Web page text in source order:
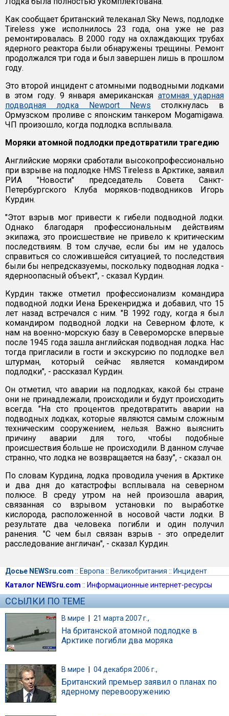
Как сообщает британский телеканал Sky News, подлодке
Tireless уже исполнилось 23 года, она уже не раз
ремонтировалась. В 2000 году на охлаждающих трубах
ядерного реактора были обнаружены трещины. Ремонт
продолжался три года и был завершен лишь в прошлом
году.
Это второй инцидент с атомными подводными лодками
в этом году. 9 января американская атомная ударная
подводная лодка Newport News столкнулась в
Ормузском проливе с японским танкером Mogamigawa.
ЧП произошло, когда подлодка всплывала.
Моряки атомной подлодки предотвратили трагедию
Английские моряки сработали высокопрофессионально
при взрыве на подлодке HMS Tireless в Арктике, заявил
РИА "Новости" председатель Совета Санкт-
Петербургского Клуба моряков-подводников Игорь
Курдин.
"Этот взрыв мог привести к гибели подводной лодки.
Однако благодаря профессиональным действиям
экипажа, это происшествие не привело к критическим
последствиям. В том случае, если бы им не удалось
справиться со сложившейся ситуацией, то последствия
были бы непредсказуемы, поскольку подводная лодка -
ядерноопасный объект", - сказал Курдин.
Курдин также отметил профессионализм командира
подводной лодки Иена Брекенриджа и добавил, что 15
лет назад встречался с ним. "В 1992 году, когда я был
командиром подводной лодки на Северном флоте, к
нам на военно-морскую базу в Североморске впервые
после 1945 года зашла английская подводная лодка. Нас
тогда пригласили в гости и экскурсию по подлодке вел
штурман, который сейчас является командиром
подлодки", - рассказал Курдин.
Он отметил, что аварии на подлодках, какой бы стране
они не принадлежали, происходили и будут происходить
всегда. "На сто процентов предотвратить аварии на
подводных лодках, которые являются самым сложным
техническим сооружением, нельзя. Важно выяснить
причину аварии для того, чтобы подобные
происшествия больше не происходили. В данном случае
странно, что лодка не возвращается на базу", - сказал он.
По словам Курдина, лодка проводила учения в Арктике
и два дня до катастрофы всплывала на северном
полюсе. В среду утром на ней произошла авария,
связанная со взрывом установки по выработке
кислорода, расположенной в носовой части лодки. В
результате два человека погибли и один получил
ранения. "С чем был связан взрыв - это определит
расследование англичан", - сказал Курдин.
Досье NEWSru.com :: Европа :: Великобритания :: Инцидент
Каталог NEWSru.com :: Информационные интернет-ресурсы
ССЫЛКИ ПО ТЕМЕ
В мире | 21 марта 2007 г.,
На британской атомной подлодке в
Арктике погибли два моряка
В мире 04 декабря 2006 г.,
Британский премьер заявил о планах по
ядерному перевооружению